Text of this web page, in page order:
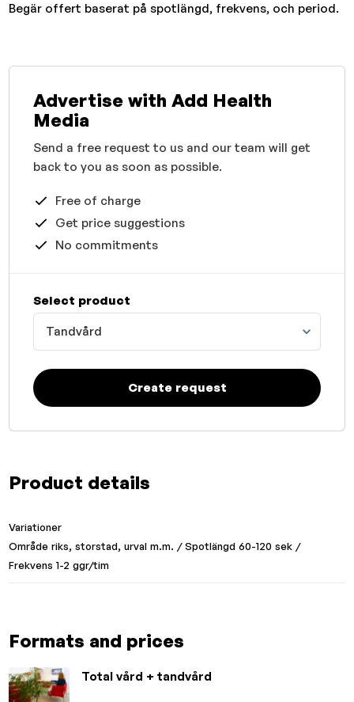
Begär offert baserat på spotlängd, frekvens, och period.
Product details
Variationer
Område riks, storstad, urval m.m. / Spotlängd 60-120 sek /
Frekvens 1-2 ggr/tim
Formats and prices
Total vård + tandvård
Advertise with Add Health
Media
Send a free request to us and our team will get
back to you as soon as possible.
Free of charge
Get price suggestions
No commitments
Select product
Tandvård
Create request